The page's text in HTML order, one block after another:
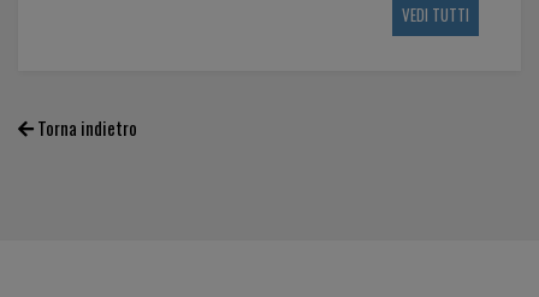
VEDI TUTTI
Torna indietro